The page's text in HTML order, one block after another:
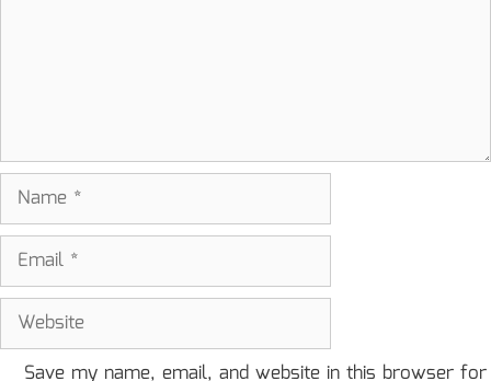
Name
Email
Website
Save my name, email, and website in this browser for